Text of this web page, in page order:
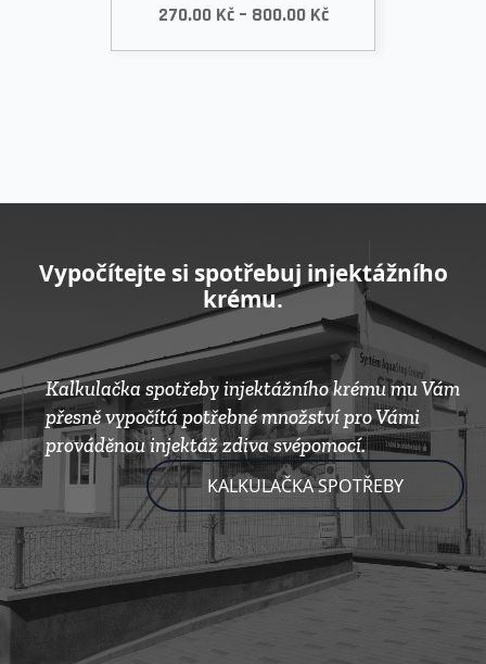
270.00 Kč – 800.00 KčRozpětí
Vypočítejte si spotřebuj injektážního
krému.
Kalkulačka spotřeby injektážního krému mu Vám
přesně vypočítá potřebné množství pro Vámi
prováděnou injektáž zdiva svépomocí.
KALKULAČKA SPOTŘEBY